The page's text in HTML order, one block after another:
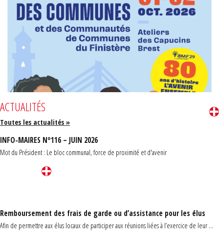
ACTUALITÉS
Toutes les actualités »
INFO-MAIRES N°116 – JUIN 2026
Mot du Président : Le bloc communal, force de proximité et d'avenir
Remboursement des frais de garde ou d’assistance pour les élus
Afin de permettre aux élus locaux de participer aux réunions liées à l’exercice de leur ...